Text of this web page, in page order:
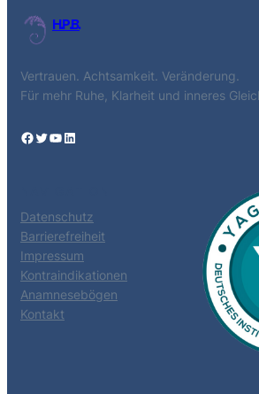
H.P.B.
Vertrauen. Achtsamkeit. Veränderung.
Für mehr Ruhe, Klarheit und inneres
Facebook Twitter YouTube LinkedIn
Datenschutz
Barrierefreiheit
Impressum
Kontraindikationen
Anamnesebögen
Kontakt